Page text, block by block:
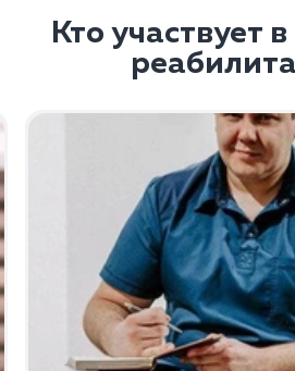
Кто участвует